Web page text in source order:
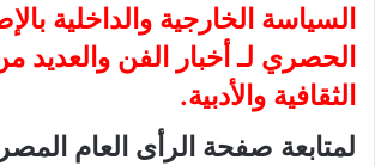
السياسة الخارجية والداخلية
الحصري لـ أخبار الفن والعديد
الثقافية والأدبية.
لمتابعة صفحة الرأى العام